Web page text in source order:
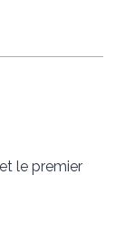
le premier